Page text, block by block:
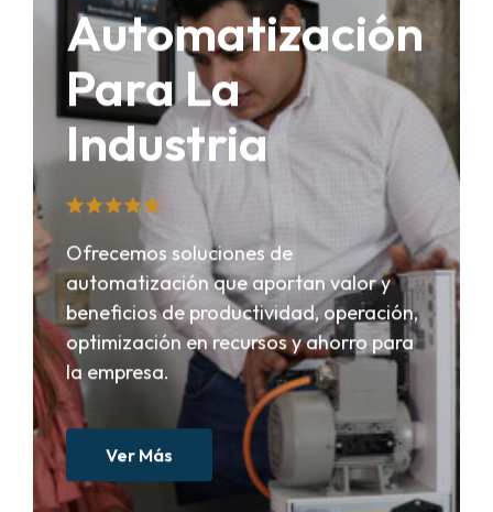
Automatización
Para La
Industria
Ofrecemos soluciones de
automatización que aportan valor y
beneficios de productividad, operación,
optimización en recursos y ahorro para
la empresa.
Ver Más